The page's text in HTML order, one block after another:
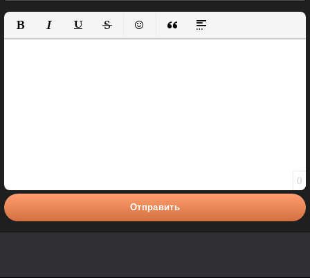
Полужирный
КурсивПодчеркнутый
ЗачеркнутыйВставить смайлик
Вставка цитаты
Вставка спойлера
0
Отправить